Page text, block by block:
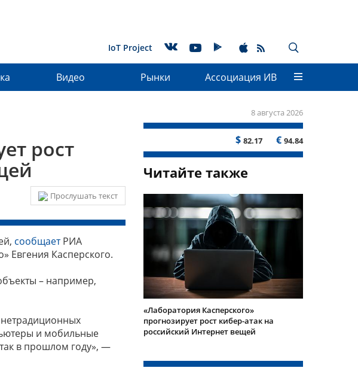
IoT Project
Видео Рынки Ассоциация ИВ
8 августа 2026
$ 82.17 € 94.84
рост
Прослушать текст
сообщаетРИА
Евгения Касперского.
– например,
и мобильные
в прошлом году», —
Читайте также
«Лаборатория Касперского»
прогнозирует рост кибер-атак на
российский Интернет вещей